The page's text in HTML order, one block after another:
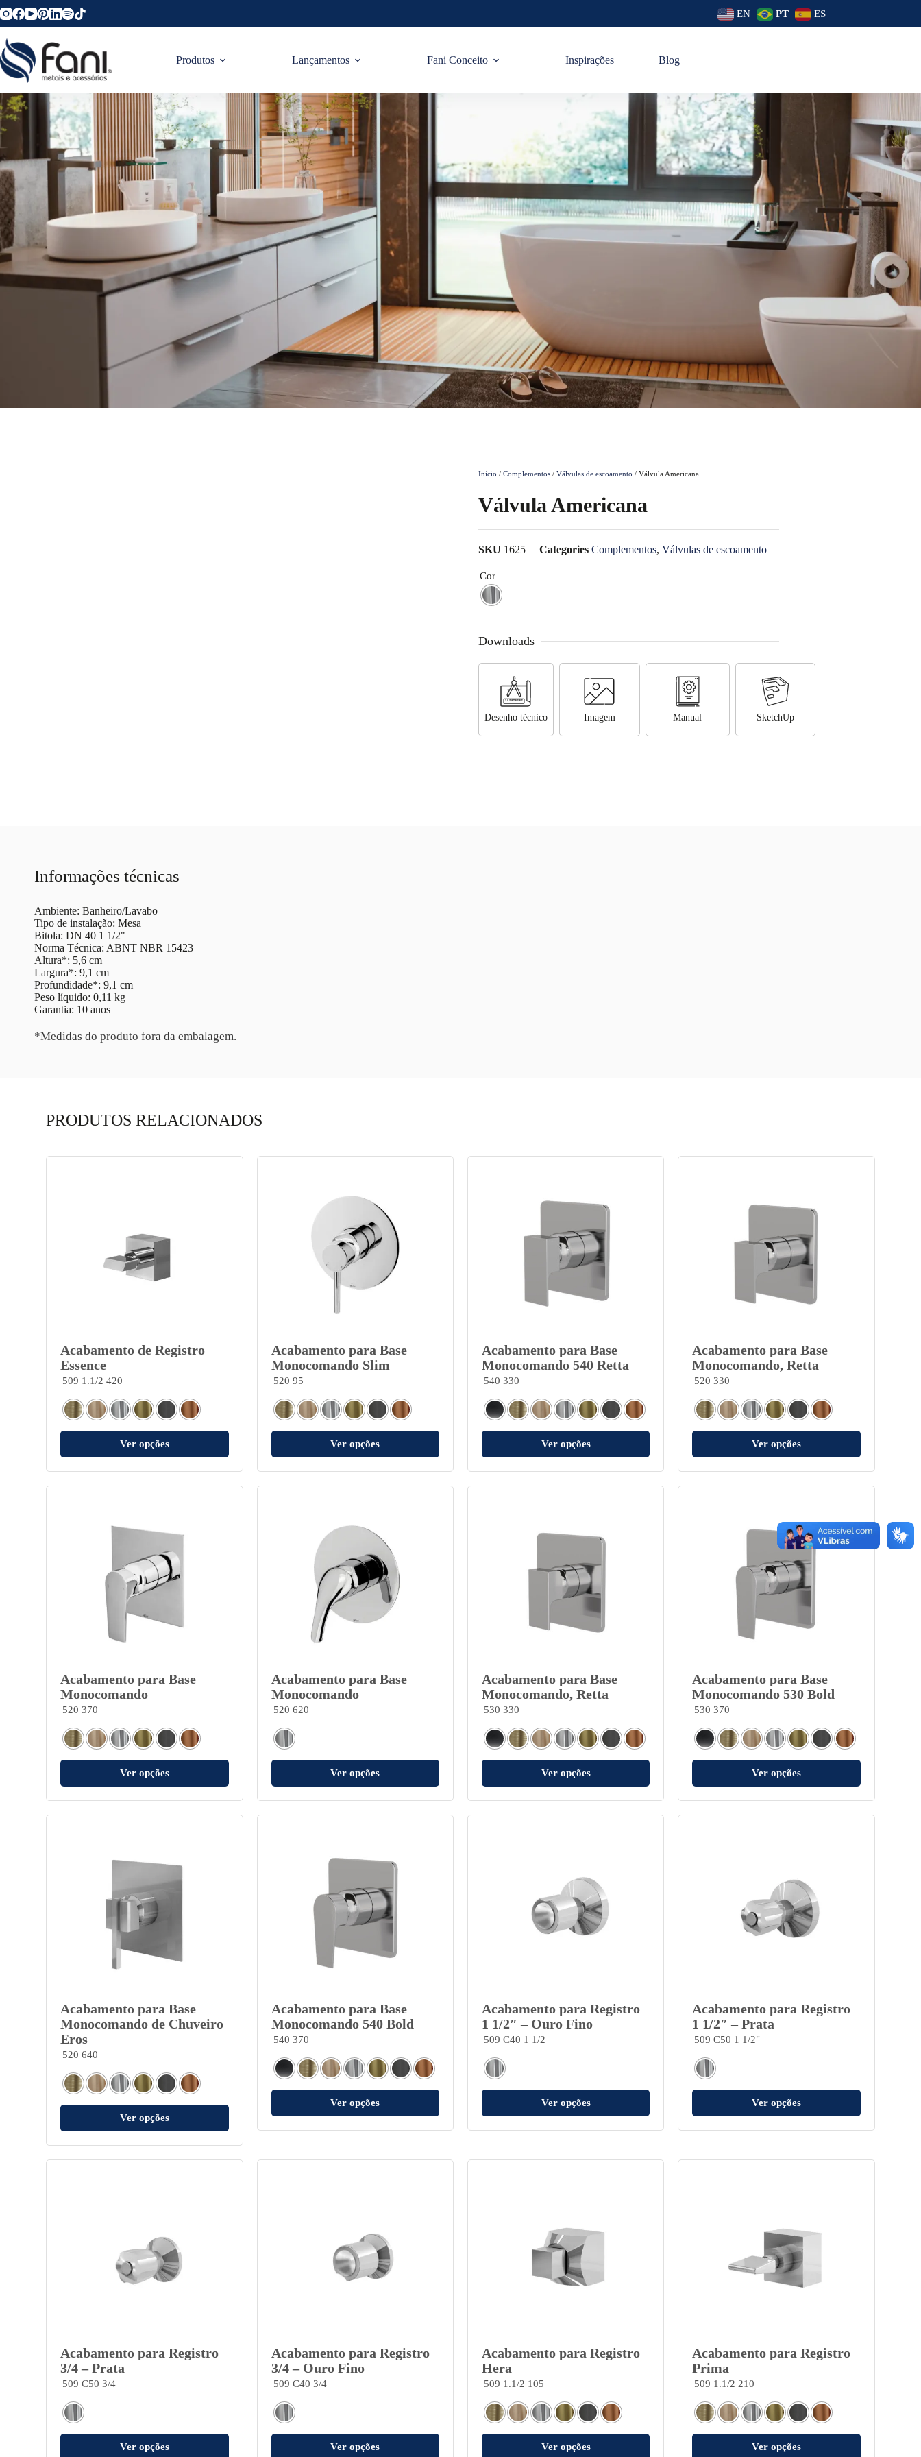
EN PT ES
Produtos Lançamentos Fani Conceito Inspirações Blog
Início / Complementos/ Válvulas de escoamento / Válvula Americana
Válvula Americana
SKU 1625 Categories Complementos, Válvulas de escoamento
Cor
Downloads
Desenho técnico Imagem Manual SketchUp
Informações técnicas
Ambiente: Banheiro/Lavabo
Tipo de instalação: Mesa
Bitola: DN 40 1 1/2"
Norma Técnica: ABNT NBR 15423
Altura*: 5,6 cm
Largura*: 9,1 cm
Profundidade*: 9,1 cm
Peso líquido: 0,11 kg
Garantia: 10 anos
*Medidas do produto fora da embalagem.
PRODUTOS RELACIONADOS
Acabamento de Registro
Essence
509 1.1/2 420
Ver opções
Acabamento para Base
Monocomando Slim
520 95
Ver opções
Acabamento para Base
Monocomando 540 Retta
540 330
Ver opções
Acabamento para Base
Monocomando, Retta
520 330
Ver opções
Acabamento para Base
Monocomando
520 370
Ver opções
Acabamento para Base
Monocomando
520 620
Ver opções
Acabamento para Base
Monocomando, Retta
530 330
Ver opções
Acabamento para Base
Monocomando 530 Bold
530 370
Ver opções
Acabamento para Base
Monocomando de Chuveiro
Eros
520 640
Ver opções
Acabamento para Base
Monocomando 540 Bold
540 370
Ver opções
Acabamento para Registro
1 1/2″ – Ouro Fino
509 C40 1 1/2
Ver opções
Acabamento para Registro
1 1/2″ – Prata
509 C50 1 1/2"
Ver opções
Acabamento para Registro
3/4 – Prata
509 C50 3/4
Ver opções
Acabamento para Registro
3/4 – Ouro Fino
509 C40 3/4
Ver opções
Acabamento para Registro
Hera
509 1.1/2 105
Ver opções
Acabamento para Registro
Prima
509 1.1/2 210
Ver opções